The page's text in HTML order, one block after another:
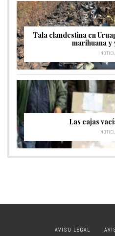
Tala clandestina en
marihuana y
Las cajas
AVISO LEGAL